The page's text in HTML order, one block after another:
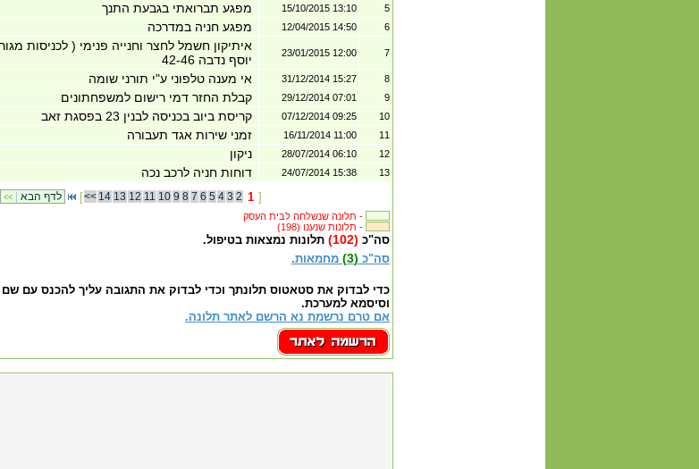
מפגע תברואתי בגבעת התנך 15/10/2015 13:10 5
מפגע חניה במדרכה 12/04/2015 14:50 6
איתיקון חשמל לחצר וחנייה פנימי ( לכניסות
יוסף נדבה 42-46
23/01/2015 12:00 7
אי מענה טלפוני ע"י תורני שומה 31/12/2014 15:27 8
קבלת החזר דמי רישום למשפחתונים 29/12/2014 07:01 9
קריסת ביוב בכניסה לבנין 23 בפסגת זאב 07/12/2014 09:25 10
זמני שירות אגד תעבורה 16/11/2014 11:00 11
ניקון 28/07/2014 06:10 12
דוחות חניה לרכב נכה 24/07/2014 15:38 13
<< [<< 14 13 12 11 10 9 8 7 6 5 4 3 2 1 ]
תלונה שנשלחה לבית העסק -
(198) תלונות שנענו -
סה"כ (102)
תלונות נמצאות בטיפול.
סה"כ (3) מחמאות.
כדי לבדוק את סטאטוס תלונתך וכדי לבדוק את התגובה עליך להכנס עם
וסיסמא למערכת.
אם טרם נרשמת נא הרשם לאתר תלונה.